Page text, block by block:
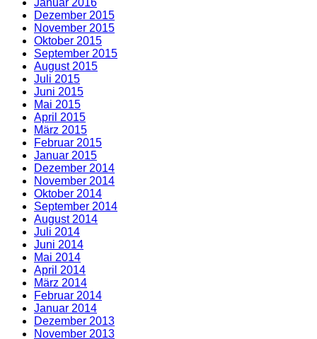
Januar 2016
Dezember 2015
November 2015
Oktober 2015
September 2015
August 2015
Juli 2015
Juni 2015
Mai 2015
April 2015
März 2015
Februar 2015
Januar 2015
Dezember 2014
November 2014
Oktober 2014
September 2014
August 2014
Juli 2014
Juni 2014
Mai 2014
April 2014
März 2014
Februar 2014
Januar 2014
Dezember 2013
November 2013